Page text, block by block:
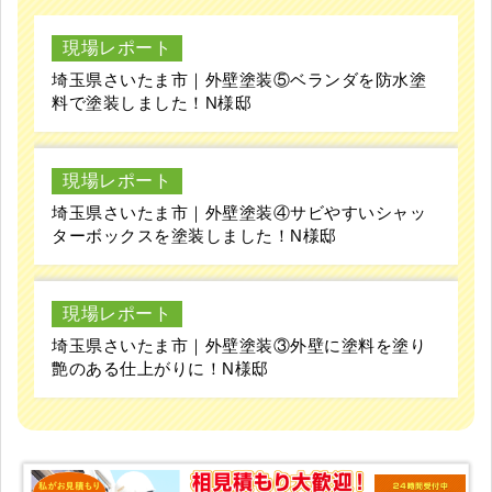
現場レポート
埼玉県さいたま市｜外壁塗装⑤ベランダを防水塗
料で塗装しました！N様邸
現場レポート
埼玉県さいたま市｜外壁塗装④サビやすいシャッ
ターボックスを塗装しました！N様邸
現場レポート
埼玉県さいたま市｜外壁塗装③外壁に塗料を塗り
艶のある仕上がりに！N様邸